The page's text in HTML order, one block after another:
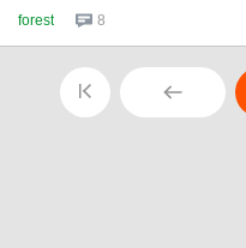
forest 8